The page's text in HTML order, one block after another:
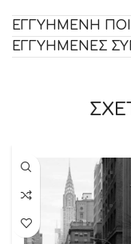
ΕΓΓΥΗΜΕΝΗ
ΕΓΓΥΗΜΕΝΕΣ